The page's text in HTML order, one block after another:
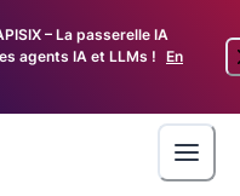
– La passerelle IA
agents IA et LLMs !
En